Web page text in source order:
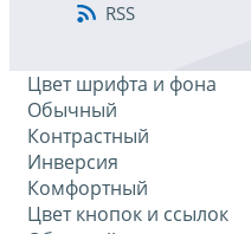
RSS
Цвет шрифта и фона
Обычный
Контрастный
Инверсия
Комфортный
Цвет кнопок и ссылок